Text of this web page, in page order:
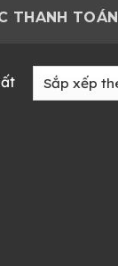
THANH TOÁN